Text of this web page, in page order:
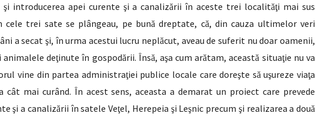
şi introducerea apei curente şi a canalizării în aceste trei localităţi mai sus
trei sate se plângeau, pe bună dreptate, că, din cauza ultimelor veri
a secat şi, în urma acestui lucru neplăcut, aveau de suferit nu doar oamenii,
animalele deţinute în gospodării. Însă, aşa cum arătam, această situaţie nu va
vine din partea administraţiei publice locale care doreşte săuşureze viaţa
cât mai curând. În acest sens, aceasta a demarat un proiect care prevede
şi a canalizării în satele Veţel, Herepeia şi Leşnic precum şi realizarea a două